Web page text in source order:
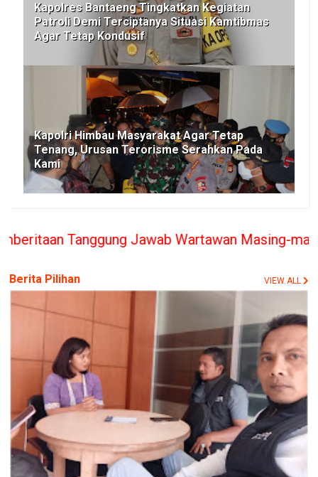
Kapolres Bantaeng Tingkatkan Kegiatan
Patroli Demi Terciptanya Situasi Kamtibmas
Agar Tetap Kondusif
Kapolri Himbau Masyarakat Agar Tetap
Tenang, Urusan Terorisme Serahkan Pada
Kami
Jawab Wartawan Masing-masing, PT.
Berita Pilihan VIEW ALL